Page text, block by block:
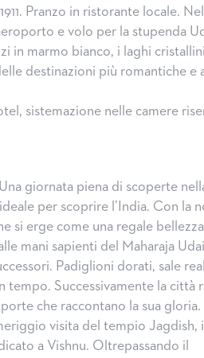
Pranzo in ristorante locale.
e volo per la stupenda
in marmo bianco, i laghi
destinazioni più romantiche e
sistemazione nelle camere
giornata piena di scoperte
per scoprire l’India. Con la
si erge come una regale
mani sapienti del Maharaja
Padiglioni dorati, sale
tempo. Successivamente la città
che raccontano la sua gloria.
visita del tempio Jagdish,
a Vishnu. Oltrepassando il